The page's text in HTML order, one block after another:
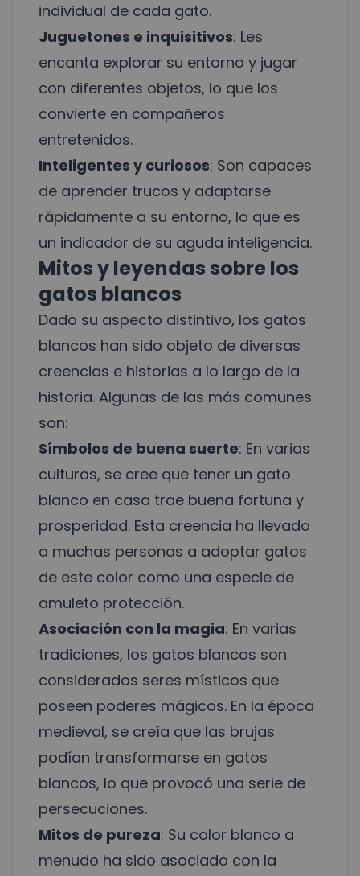
individual de cada gato.
Juguetones e inquisitivos: Les
encanta explorar su entorno y jugar
con diferentes objetos, lo que los
convierte en compañeros
entretenidos.
Inteligentes y curiosos: Son capaces
de aprender trucos y adaptarse
rápidamente a su entorno, lo que es
un indicador de su aguda inteligencia.
Mitos y leyendas sobre los
gatos blancos
Dado su aspecto distintivo, los gatos
blancos han sido objeto de diversas
creencias e historias a lo largo de la
historia. Algunas de las más comunes
son:
Símbolos de buena suerte: En varias
culturas, se cree que tener un gato
blanco en casa trae buena fortuna y
prosperidad. Esta creencia ha llevado
a muchas personas a adoptar gatos
de este color como una especie de
amuleto protección.
Asociación con la magia: En varias
tradiciones, los gatos blancos son
considerados seres místicos que
poseen poderes mágicos. En la época
medieval, se creía que las brujas
podían transformarse en gatos
blancos, lo que provocó una serie de
persecuciones.
Mitos de pureza: Su color blanco a
menudo ha sido asociado con la